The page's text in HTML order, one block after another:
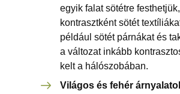
egyik falat sötétre
kontrasztként sötét
például sötét párnákat és
a változat inkább
kelt a hálószobában.
Világos és fehér